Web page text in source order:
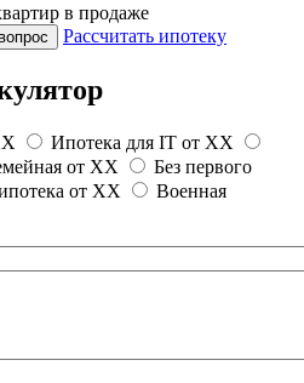
в продаже
Рассчитать ипотеку
Ипотека для IT от XX
от XX
Без первого
от XX
Военная